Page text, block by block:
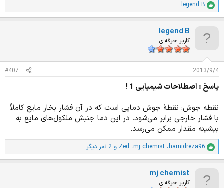
ا
م
ت
:
legend B
legend B
کاربر حرفه‌ای
2013/9/4
#407
پاسخ : اصطلاحات شیمیایی 1 !
نقطه جوش: نقطهٔ جوش دمایی است که در آن فشار بخار مایع کاملاً
با فشار خارجی برابر می‌شود. در این دما جنبش ملکول‌های مایع به
بیشینه مقدار ممکن می‌رسد.
ا
م
hamidreza96، mj chemist، Zed و 2 نفر دیگر
mj chemist
کاربر حرفه‌ای